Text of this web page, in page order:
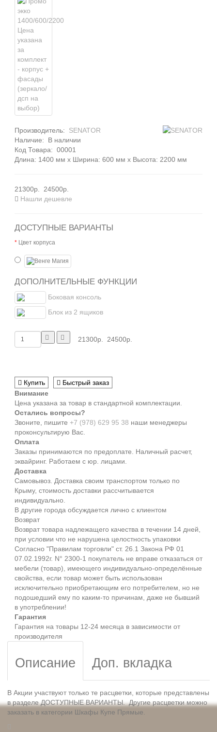
Производитель:
SENATOR
Наличие: В наличии
Код Товара: 00001
Длина: 1400 мм x Ширина: 600 мм x Высота: 2200 мм
21300р.
24500р.
Нашли дешевле
ДОСТУПНЫЕ ВАРИАНТЫ
Цвет корпуса
ДОПОЛНИТЕЛЬНЫЕ ФУНКЦИИ
Боковая консоль
Блок из 2 ящиков
21300р. 24500р.
Купить
Быстрый заказ
Внимание
Цена указана за товар в стандартной комплектации.
Остались вопросы?
Звоните, пишите +7 (978) 629 95 38 наши менеджеры
проконсультирую Вас.
Оплата
Заказы принимаются по предоплате. Наличный расчет,
эквайринг. Работаем с юр. лицами.
Доставка
Самовывоз. Доставка своим транспортом только по
Крыму, стоимость доставки рассчитывается
индивидуально.
В другие города обсуждается лично с клиентом
Возврат
Возврат товара надлежащего качества в течении 14 дней,
при условии что не нарушена целостность упаковки
Согласно "Правилам торговли" ст. 26.1 Закона РФ 01
07.02.1992г. N° 2300-1 покупатель не вправе отказаться от
мебели (товар), имеющего индивидуально-определённые
свойства, если товар может быть использован
исключительно приобретающим его потребителем, но не
подошедший eмy по каким-то причинам, даже не бывший
в употреблении!
Гарантия
Гарантия на товары 12-24 месяца в зависимости от
производителя
Описание Доп. вкладка
В Акции участвуют только те расцветки, которые представлены
в разделе ДОСТУПНЫЕ ВАРИАНТЫ. Другие расцветки можно
заказать в категории Шкафы Купе Прямые.